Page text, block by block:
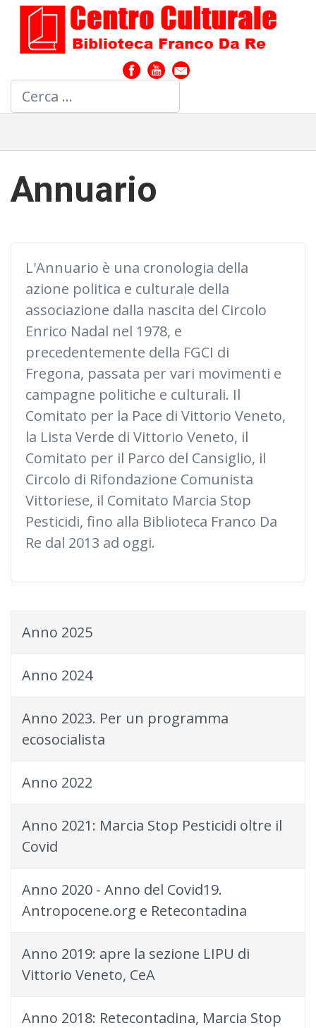
Cerca
Annuario
L'Annuario è una cronologia della
azione politica e culturale della
associazione dalla nascita del Circolo
Enrico Nadal nel 1978, e
precedentemente della FGCI di
Fregona, passata per vari movimenti e
campagne politiche e culturali. Il
Comitato per la Pace di Vittorio Veneto,
la Lista Verde di Vittorio Veneto, il
Comitato per il Parco del Cansiglio, il
Circolo di Rifondazione Comunista
Vittoriese, il Comitato Marcia Stop
Pesticidi, fino alla Biblioteca Franco Da
Re dal 2013 ad oggi.
Anno 2025
Anno 2024
Anno 2023. Per un programma
ecosocialista
Anno 2022
Anno 2021: Marcia Stop Pesticidi oltre il
Covid
Anno 2020 - Anno del Covid19.
Antropocene.org e Retecontadina
Anno 2019: apre la sezione LIPU di
Vittorio Veneto, CeA
Anno 2018: Retecontadina, Marcia Stop